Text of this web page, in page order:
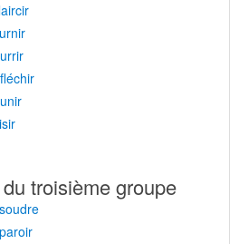
troisième groupe